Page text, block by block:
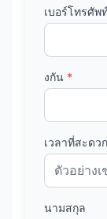
เบอร์โทรศัพ
งกัน *
เวลาที่สะดว
นามสกุล